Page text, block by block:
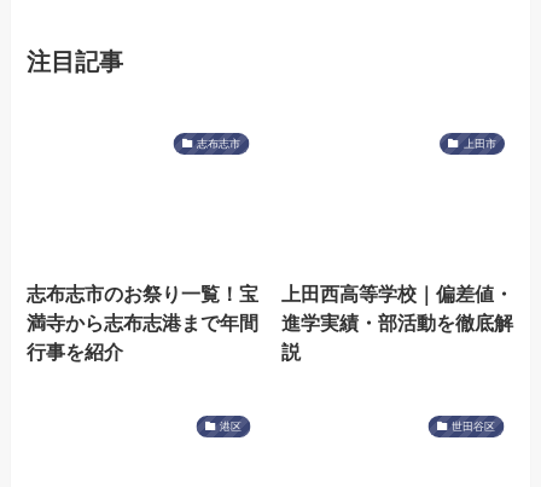
注目記事
志布志市
志布志市のお祭り一覧！宝
満寺から志布志港まで年間
行事を紹介
上田市
上田西高等学校｜偏差値・
進学実績・部活動を徹底解
説
港区 世田谷区